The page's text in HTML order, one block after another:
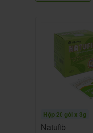
Hộp 20 gói x 3g
Natufib